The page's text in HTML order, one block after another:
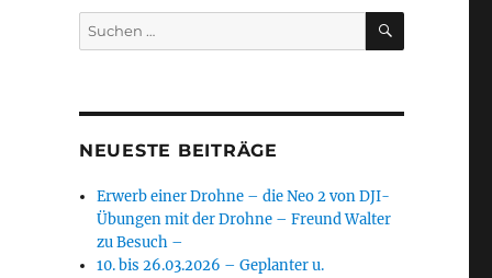
Suchen
nach:
SUCHEN
NEUESTE BEITRÄGE
Erwerb einer Drohne – die Neo 2 von DJI-
Übungen mit der Drohne – Freund Walter
zu Besuch –
10. bis 26.03.2026 – Geplanter u.